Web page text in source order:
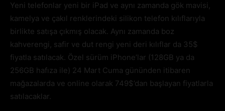
Yeni telefonlar yeni bir iPad ve aynı zamanda gök mavisi,
kamelya ve çakıl renklerindeki silikon telefon kılıflarıyla
birlikte satışa çıkmış olacak. Aynı zamanda boz
kahverengi, safir ve dut rengi yeni deri kılıflar da 35$
fiyatla satılacak. Özel sürüm iPhone’lar (128GB ya da
256GB hafıza ile) 24 Mart Cuma gününden itibaren
mağazalarda ve online olarak 749$’dan başlayan fiyatlarla
satılacaklar.